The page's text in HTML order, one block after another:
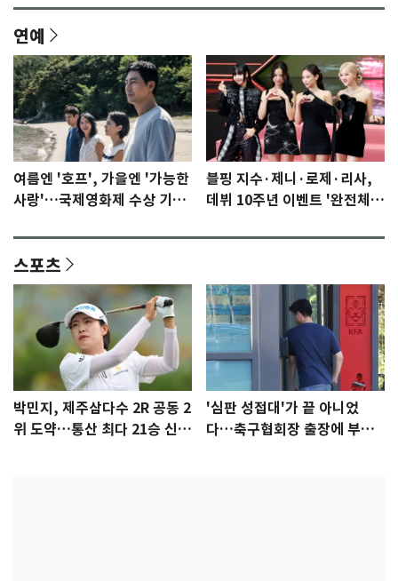
연예
여름엔 '호프', 가을엔 '가능한
사랑'…국제영화제 수상 기대
블핑 지수·제니·로제·리사,
데뷔 10주년 이벤트 '완전체'
스포츠
박민지, 제주삼다수 2R 공동 2
위 도약…통산 최다 21승 신기
'심판 성접대'가 끝 아니었
다…축구협회장 출장에 부인